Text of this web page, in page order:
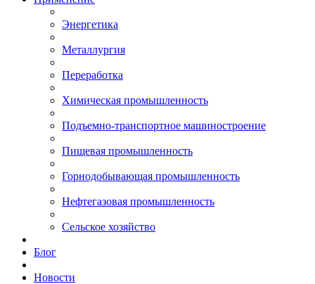
Энергетика
Металлургия
Переработка
Химическая промышленность
Подъемно-транспортное машиностроение
Пищевая промышленность
Горнодобывающая промышленность
Нефтегазовая промышленность
Сельское хозяйство
Блог
Новости